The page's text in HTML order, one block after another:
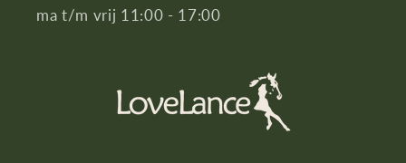
ma t/m vrij 11:00 - 17:00